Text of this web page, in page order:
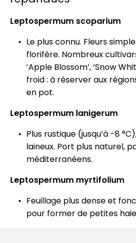
Leptospermum scoparium
Le plus connu. Fleurs
florifère. Nombreux
‘Apple Blossom’, ‘Snow
froid : à réserver aux
en pot.
Leptospermum lanigerum
Plus rustique (jusqu’à -8
laineux. Port plus naturel,
méditerranéens.
Leptospermum myrtifolium
Feuillage plus dense et
pour former de petites